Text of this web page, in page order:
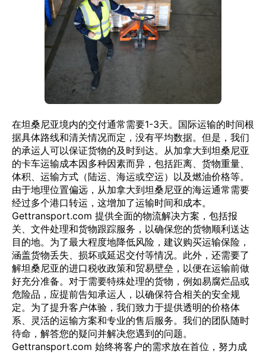
在坦桑尼亚境内的交付通常需要1-3天。国际运输的时间根
据具体路线和清关情况而定，没有平均数据。但是，我们
的承运人可以保证货物的及时到达。从加拿大到坦桑尼亚
的卡车运输成本因多种因素而异，包括距离、货物重量、
体积、运输方式（陆运、海运或空运）以及燃油价格等。
由于地理位置偏远，从加拿大到坦桑尼亚的海运通常需要
经过多个港口转运，这增加了运输时间和成本。
Gettransport.com 提供全面的物流解决方案，包括报
关、文件处理和货物跟踪服务，以确保您的货物顺利送达
目的地。为了最大程度地降低风险，建议购买运输保险，
涵盖货物丢失、损坏或延迟交付等情况。此外，还需要了
解坦桑尼亚的进口税收政策和贸易壁垒，以便在运输前做
好充分准备。对于需要特殊处理的货物，例如易腐烂品或
危险品，应提前告知承运人，以确保符合相关的安全规
定。为了提升客户体验，我们致力于提供透明的价格体
系、灵活的运输方案和专业的售后服务。我们的团队随时
待命，解答您的疑问并解决您遇到的问题。
Gettransport.com 始终将客户的需求放在首位，努力成